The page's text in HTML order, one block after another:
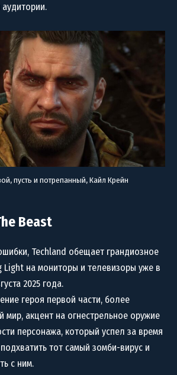
пусть и потрепанный, Кайл Крейн
Beast
Techland обещает грандиозное
Light на мониторы и телевизоры уже в
2025 года.
героя первой части, более
мир, акцент на огнестрельное оружие
персонажа, который успел за время
тот самый зомби-вирус и
с ним.